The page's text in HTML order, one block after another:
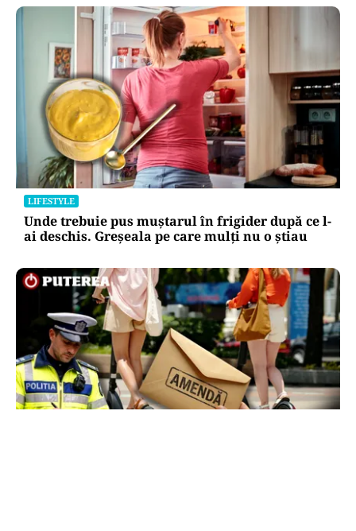
LIFESTYLE
Unde trebuie pus muștarul în frigider după ce l-
ai deschis. Greșeala pe care mulți nu o știau